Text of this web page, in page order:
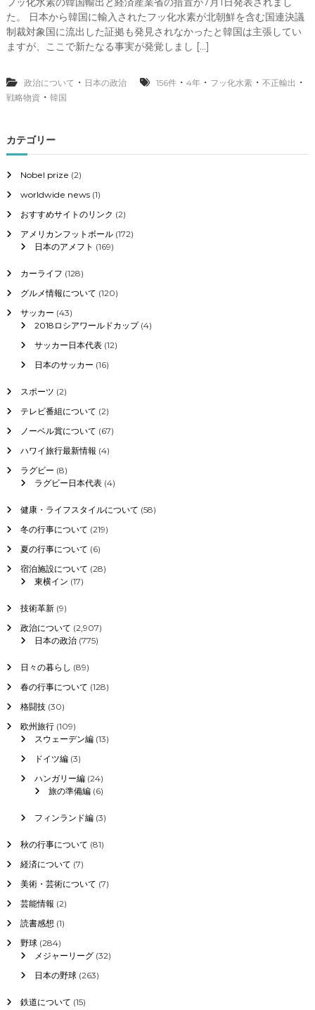
フ
ッ
化
ど
不
た。 日本から韓国に輸入されたフッ化水素が北朝鮮を含む国連決議
制裁対象国に流出した証拠も発見されなかったと韓国は主張してい
ますが、ここで新たなる事実が発覚しまし […]
政治について ・ 日本の政治 156件・ 4年・ フッ化水素・ 不正輸出 ・
戦略物資 ・ 韓国
カテゴリー
Nobel prize (2)
worldwide news(1)
おすすめサイトのリンク (2)
アメリカンフットボール(172)
日本のアメフト (169)
カーライフ (128)
グルメ情報について (120)
サッカー (43)
2018ロシアワールドカップ(4)
サッカー日本代表(12)
日本のサッカー (16)
スポーツ (2)
テレビ番組について (2)
ノーベル賞について (67)
ハワイ旅行最新情報 (4)
ラグビー (8)
ラグビー日本代表(4)
健康・ライフスタイルについて (58)
冬の行事について (219)
夏の行事について (6)
宿泊施設について (28)
東横イン (17)
技術革新(9)
政治について (2,907)
日本の政治(775)
日々の暮らし (89)
春の行事について (128)
格闘技(30)
欧州旅行(109)
スウェーデン編(13)
ドイツ編(3)
ハンガリー編(24)
旅の準備編(6)
フィンランド編(3)
秋の行事について (81)
経済について (7)
美術・芸術について (7)
芸能情報 (2)
読書感想 (1)
野球(284)
メジャーリーグ(32)
日本の野球(263)
鉄道について (15)